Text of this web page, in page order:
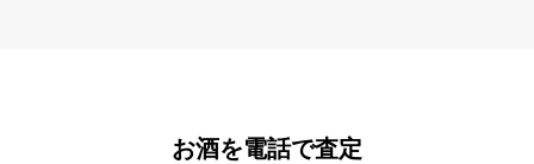
お酒を電話で査定